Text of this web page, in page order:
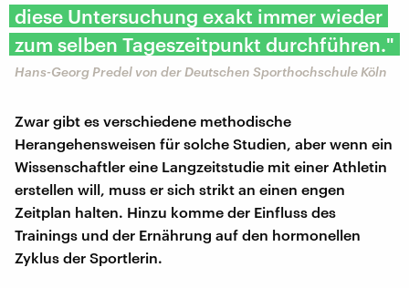
diese Untersuchung exakt immer wieder
zum selben Tageszeitpunkt durchführen."
Hans-Georg Predel von der Deutschen Sporthochschule Köln
Zwar gibt es verschiedene methodische
Herangehensweisen für solche Studien, aber wenn ein
Wissenschaftler eine Langzeitstudie mit einer Athletin
erstellen will, muss er sich strikt an einen engen
Zeitplan halten. Hinzu komme der Einfluss des
Trainings und der Ernährung auf den hormonellen
Zyklus der Sportlerin.